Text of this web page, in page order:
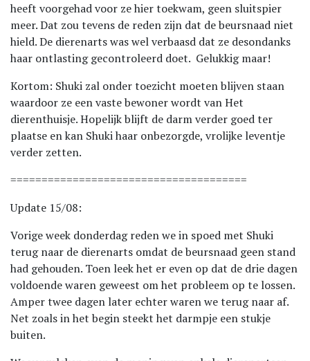
heeft voorgehad voor ze hier toekwam, geen sluitspier
meer. Dat zou tevens de reden zijn dat de beursnaad niet
hield. De dierenarts was wel verbaasd dat ze desondanks
haar ontlasting gecontroleerd doet. Gelukkig maar!
Kortom: Shuki zal onder toezicht moeten blijven staan
waardoor ze een vaste bewoner wordt van Het
dierenthuisje. Hopelijk blijft de darm verder goed ter
plaatse en kan Shuki haar onbezorgde, vrolijke leventje
verder zetten.
======================================
Update 15/08:
Vorige week donderdag reden we in spoed met Shuki
terug naar de dierenarts omdat de beursnaad geen stand
had gehouden. Toen leek het er even op dat de drie dagen
voldoende waren geweest om het probleem op te lossen.
Amper twee dagen later echter waren we terug naar af.
Net zoals in het begin steekt het darmpje een stukje
buiten.